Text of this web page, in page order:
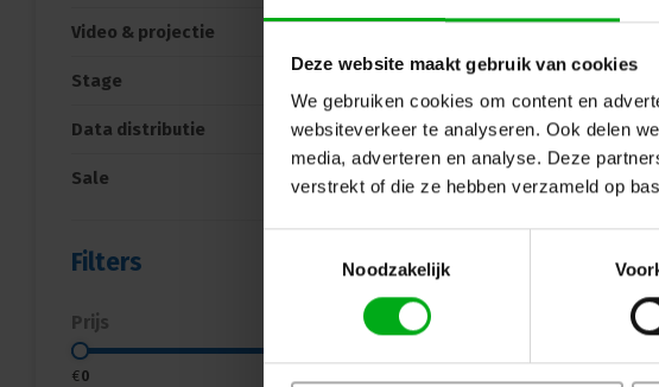
Deze website maakt gebruik van cookies
We gebruiken cookies om content en
websiteverkeer te analyseren. Ook delen
media, adverteren en analyse. Deze
verstrekt of die ze hebben verzameld op
Noodzakelijk
Video & projectie
Stage
Data distributie
Sale
Filters
Prijs
€0